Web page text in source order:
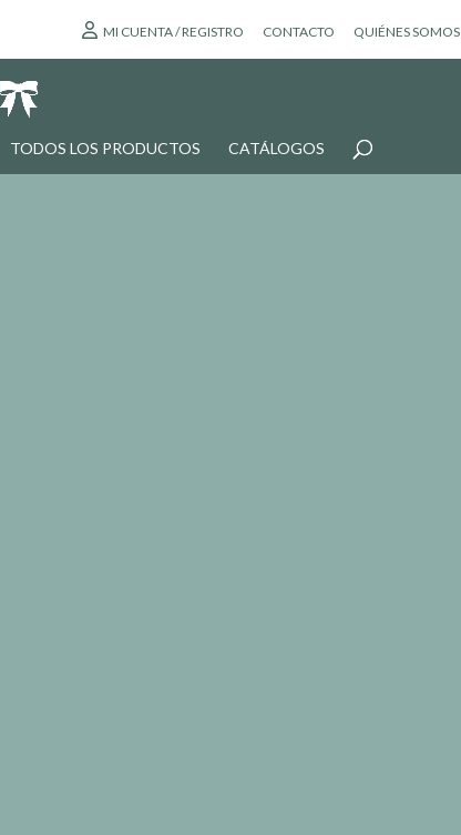
MI CUENTA / REGISTRO CONTACTO QUIÉNES SOMOS
TODOS LOS PRODUCTOS CATÁLOGOS